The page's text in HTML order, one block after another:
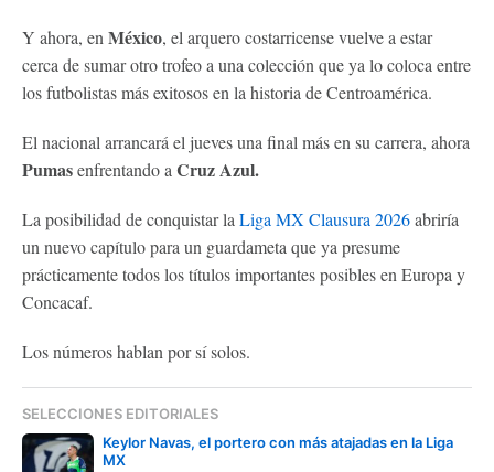
Y ahora, en México, el arquero costarricense vuelve a estar
cerca de sumar otro trofeo a una colección que ya lo coloca entre
los futbolistas más exitosos en la historia de Centroamérica.
El nacional arrancará el jueves una final más en su carrera, ahora
Pumasenfrentando a Cruz Azul.
La posibilidad de conquistar la Liga MX Clausura 2026abriría
un nuevo capítulo para un guardameta que ya presume
prácticamente todos los títulos importantes posibles en Europa y
Concacaf.
Los números hablan por sí solos.
SELECCIONES EDITORIALES
Keylor Navas, el portero con más atajadas en la Liga
MX